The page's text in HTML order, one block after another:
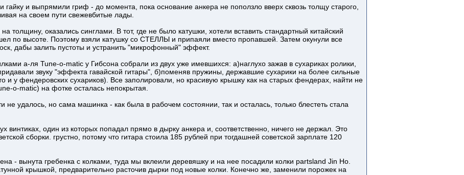
гайку и выпрямили гриф - до момента, пока основание анкера не поползло вверх сквозь толщу старого,
на своем пути свежевбитые лады.
толщину, оказались синглами. В тот, где не было катушки, хотели вставить стандартный китайский
по высоте. Поэтому взяли катушку со СТЕЛЛЫ и припаяли вместо пропавшей. Затем окунули все
дабы залить пустоты и устранить "микрофонный" эффект.
а-ля Tune-o-matic у Гибсона собрали из двух уже имевшихся: а)наглухо зажав в сухариках ролики,
звуку "эффекта гавайской гитары", б)поменяв пружины, державшие сухарики на более сильные
и у фендеровских сухариков). Все заполировали, но красивую крышку как на старых фендерах, найти не
o-matic) на фотке осталась непокрытая.
не удалось, но сама машинка - как была в рабочем состоянии, так и осталась, только блестеть стала
винтиках, один из которых попадал прямо в дырку анкера и, соответственно, ничего не держал. Это
сборки. грустно, потому что гитара стоила 185 рублей при тогдашней советской зарплате 120
- вынута гребенка с колками, туда мы вклеили деревяшку и на нее посадили колки partsland Jin Ho.
крышкой, предварительно расточив дырки под новые колки. Конечно же, заменили порожек на